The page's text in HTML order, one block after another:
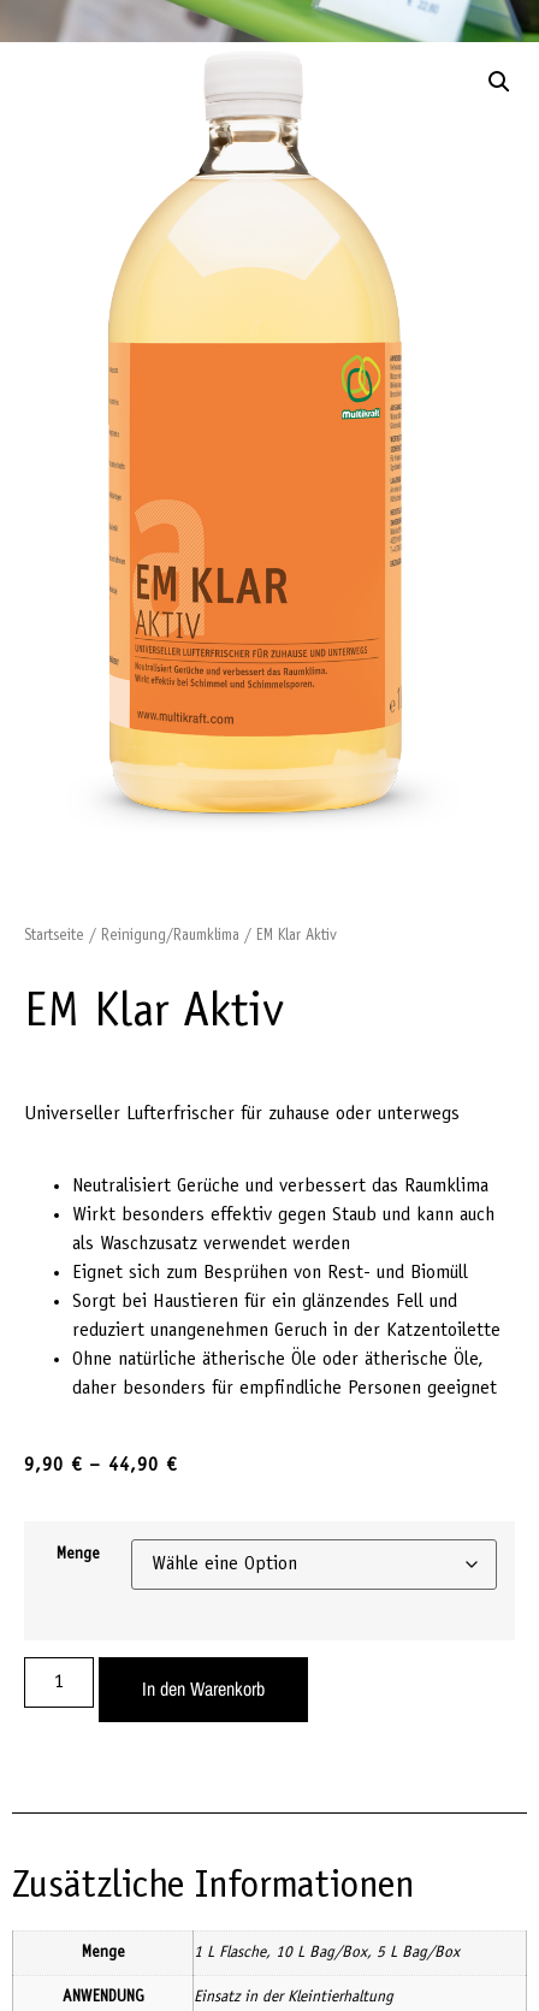
Startseite / Reinigung/Raumklima / EM Klar Aktiv
EM Klar Aktiv
Universeller Lufterfrischer für zuhause oder unterwegs
Neutralisiert Gerüche und verbessert das Raumklima
Wirkt besonders effektiv gegen Staub und kann auch
als Waschzusatz verwendet werden
Eignet sich zum Besprühen von Rest- und Biomüll
Sorgt bei Haustieren für ein glänzendes Fell und
reduziert unangenehmen Geruch in der Katzentoilette
Ohne natürliche ätherische Öle oder ätherische Öle,
daher besonders für empfindliche Personen geeignet
9,90 € – 44,90 €
Menge
In den Warenkorb
Zusätzliche Informationen
Menge 1 L Flasche, 10 L Bag/Box, 5 L Bag/Box
ANWENDUNG
Einsatz in der Kleintierhaltung